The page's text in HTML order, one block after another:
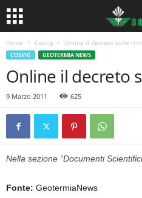
Home Cosvig Online il decreto sulle
COSVIG GEOTERMIA NEWS
Online il decreto
9 Marzo 2011 625
Nella sezione “Documenti
Fonte: GeotermiaNews